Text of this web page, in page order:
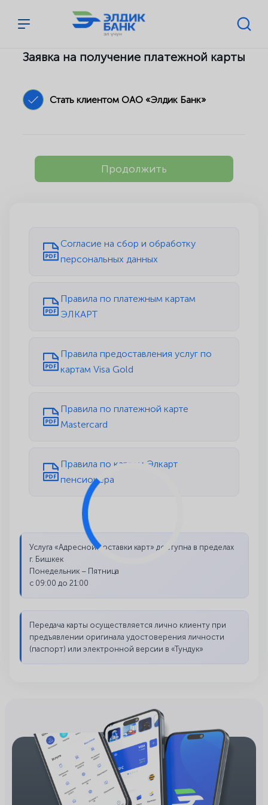
Перейти к содержимому
Заявка на получение платежной карты
Стать клиентом ОАО «Элдик Банк»
Продолжить
Согласие на сбор и обработку
персональных данных
Правила по платежным картам
ЭЛКАРТ
Правила предоставления услуг по
картам Visa Gold
Правила по платежной карте
Mastercard
Правила по картам Элкарт
пенсионера
Услуга «Адресной доставки карт» доступна в пределах
г. Бишкек
Понедельник – Пятница
с 09:00 до 21:00
Передача карты осуществляется лично клиенту при
предъявлении оригинала удостоверения личности
(паспорт) или электронной версии в «Тундук»